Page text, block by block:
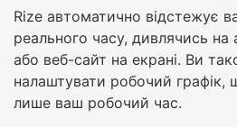
Rize автоматично відстежує
реального часу, дивлячись
або веб-сайт на екрані. Ви
налаштувати робочий графік,
лише ваш робочий час.